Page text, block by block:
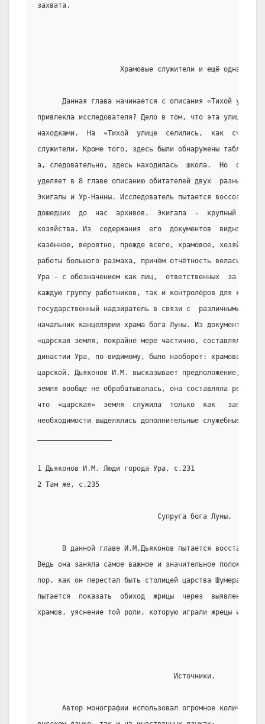
захвата.
Храмовые служители и ещё одна
Данная глава начинается с описания «Тихой
привлекла исследователя? Дело в том, что эта улица
находками.  На  «Тихой  улице  селились,  как  считает
служители. Кроме того, здесь были обнаружены таблички
а, следовательно, здесь находилась  школа.  Но
уделяет в 8 главе описанию обитателей двух  разных
Экигалы и Ур-Нанны. Исследователь пытается
дошедших  до  нас  архивов.  Экигала  -  крупный
хозяйства. Из  содержания  его  документов  видно,
казённое, вероятно, прежде всего, храмовое, хозяйство
работы большого размаха, причём отчётность велась  по
Ура - с обозначением как лиц,  ответственных  за
каждую группу работников, так и контролёров для
государственный надзиратель в связи с  различными
начальник канцелярии храма бога Луны. Из документов
«царская земля, покрайне мере частично, составляла
династии Ура, по-видимому, было наоборот: храмовая
царской. Дьяконов И.М. высказывает предположение,  что
земля вообще не обрабатывалась, она составляла
что  «царская»  земля  служила  только  как
необходимости выделялись дополнительные служебные
1 Дьяконов И.М. Люди города Ура, с.231
2 Там же, с.235
                             Супруга бога Луны.
В данной главе И.М.Дьяконов пытается
Ведь она заняла самое важное и значительное
пор, как он перестал быть столицей царства Шумера  и
пытается  показать  обиход  жрицы  через  выявление
храмов, уяснение той роли, которую играли жрецы и
                                 Источники.
Автор монографии использовал огромное количество